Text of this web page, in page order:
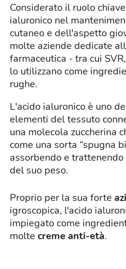
Considerato il ruolo
ialuronico nel
cutaneo e dell'aspetto
molte aziende dedicate
farmaceutica - tra cui
lo utilizzano come
rughe.
L'acido ialuronico è uno
elementi del tessuto
una molecola zuccherina
come una sorta “spugna
assorbendo e
del suo peso.
Proprio per la sua forte
igroscopica, l'acido
impiegato come
molte creme anti-età.